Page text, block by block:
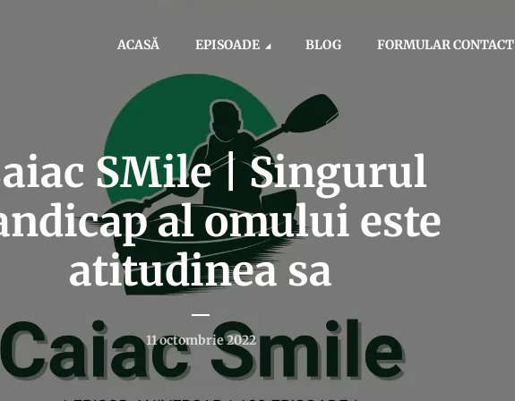
ACASĂ EPISOADE BLOG FORMULAR CONTACT
SMile | Singurul
al omului este
atitudinea sa
11 octombrie 2022